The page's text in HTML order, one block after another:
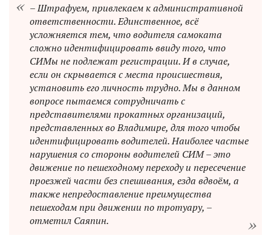
– Штрафуем, привлекаем к административной
ответственности. Единственное, всё
усложняется тем, что водителя самоката
сложно идентифицировать ввиду того, что
СИМы не подлежат регистрации. И в случае,
если он скрывается с места происшествия,
установить его личность трудно. Мы в данном
вопросе пытаемся сотрудничать с
представителями прокатных организаций,
представленных во Владимире, для того чтобы
идентифицировать водителей. Наиболее частые
нарушения со стороны водителей СИМ – это
движение по пешеходному переходу и пересечение
проезжей части без спешивания, езда вдвоём, а
также непредоставление преимущества
пешеходам при движении по тротуару, –
отметил Саяпин.